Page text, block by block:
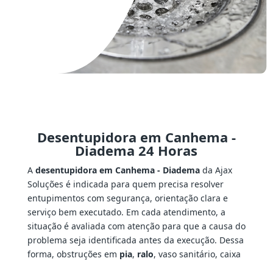
Desentupidora em Canhema -
Diadema 24 Horas
A desentupidora em Canhema - Diademada Ajax
Soluções é indicada para quem precisa resolver
entupimentos com segurança, orientação clara e
serviço bem executado. Em cada atendimento, a
situação é avaliada com atenção para que a causa do
problema seja identificada antes da execução. Dessa
forma, obstruções em pia, ralo, vaso sanitário, caixa